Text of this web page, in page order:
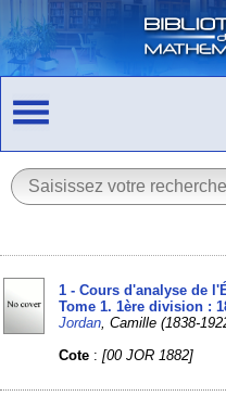
1 - Cours d'analyse de
Tome 1. 1ère division :
Jordan , Camille (1838-
Cote :[00 JOR 1882]